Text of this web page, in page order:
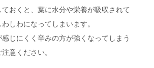
おくと、葉に水分や栄養が吸収されて
しわになってしまいます。
じにくく辛みの方が強くなってしまう
意ください。